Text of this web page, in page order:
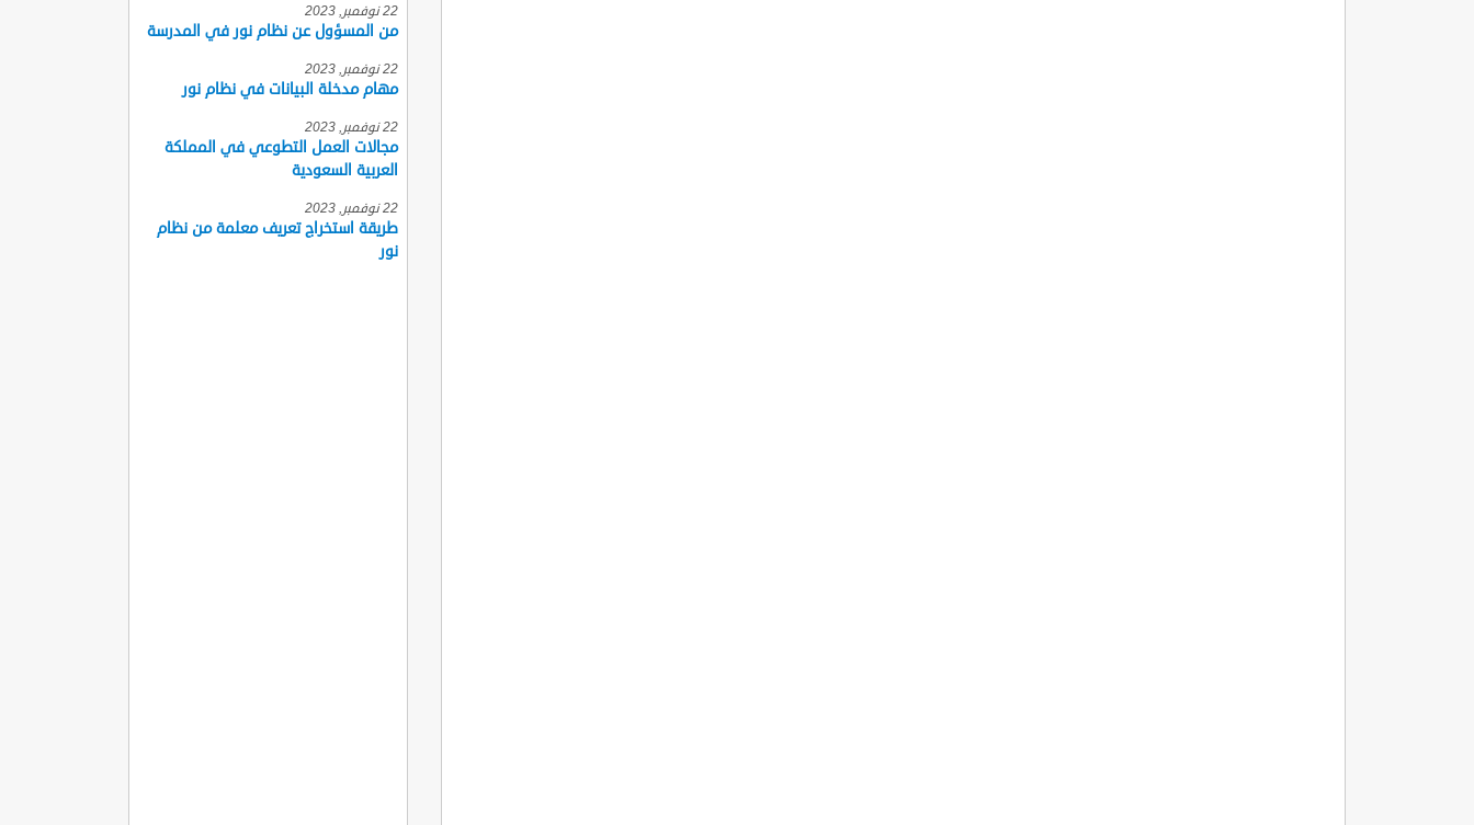
22 نوفمبر, 2023
من المسؤول عن نظام نور في المدرسة
22 نوفمبر, 2023
مهام مدخلة البيانات في نظام نور
22 نوفمبر, 2023
مجالات العمل التطوعي في المملكة
العربية السعودية
22 نوفمبر, 2023
طريقة استخراج تعريف معلمة من نظام
نور